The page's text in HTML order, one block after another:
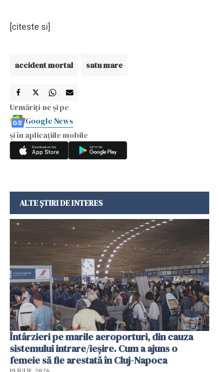
[citeste si]
accident mortal satu mare
Urmăriți-ne și pe
Google News
și în aplicațiile mobile
ALTE ȘTIRI DE INTERES
Întârzieri pe marile aeroporturi, din cauza
sistemului intrare/ieșire. Cum a ajuns o
femeie să fie arestată în Cluj-Napoca